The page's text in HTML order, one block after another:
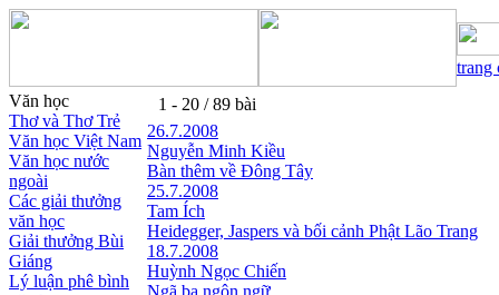
trang
Văn học
Thơ và Thơ Trẻ
Văn học Việt Nam
Văn học nước
ngoài
Các giải thưởng
văn học
Giải thưởng Bùi
Giáng
Lý luận phê bình
1 - 20 / 89 bài
26.7.2008
Nguyễn Minh Kiều
Bàn thêm về Đông Tây
25.7.2008
Tam Ích
Heidegger, Jaspers và bối cảnh Phật Lão Trang
18.7.2008
Huỳnh Ngọc Chiến
Ngã ba ngôn ngữ